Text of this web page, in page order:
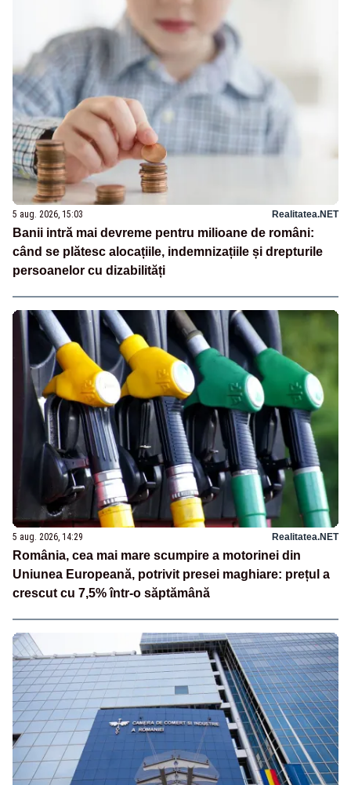
5 aug. 2026, 15:03 Realitatea.NET
Banii intră mai devreme pentru milioane de români:
când se plătesc alocațiile, indemnizațiile și drepturile
persoanelor cu dizabilități
5 aug. 2026, 14:29 Realitatea.NET
România, cea mai mare scumpire a motorinei din
Uniunea Europeană, potrivit presei maghiare: prețul a
crescut cu 7,5% într-o săptămână